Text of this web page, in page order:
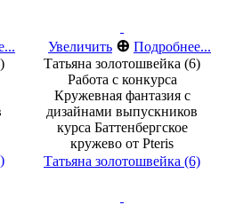
Увеличить ⊕ Подробнее...
Татьяна золотошвейка (6)
Работа с конкурса
Кружевная фантазия с
дизайнами выпускников
курса Баттенбергское
кружево от Pteris
Татьяна золотошвейка (6)